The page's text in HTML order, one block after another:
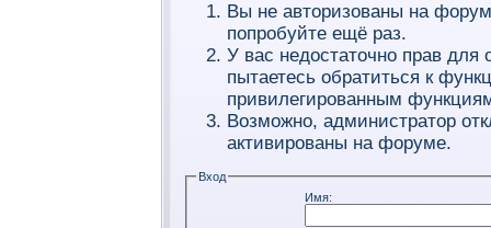
Вы не авторизованы на
попробуйте ещё раз.
У вас недостаточно прав
пытаетесь обратиться к
привилегированным
Возможно, администратор
активированы на форуме.
Вход
Имя: